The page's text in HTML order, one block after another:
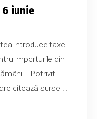
6 iunie
introduce taxe
importurile din
Potrivit
citează surse ...